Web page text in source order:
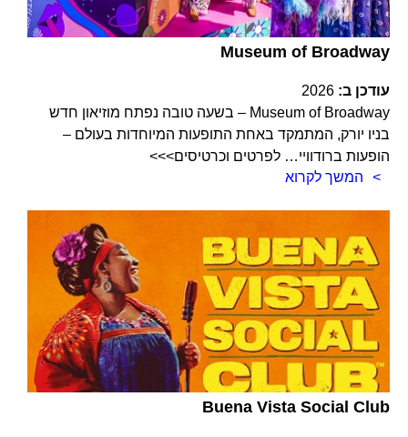
Museum of Broadway
עודכן ב: 2026
Museum of Broadway – בשעה טובה נפתח מוזיאון חדש
בניו יורק, המתמקד באחת התופעות המיוחדות בעולם –
הופעות ברודוויי… לפרטים וכרטיסים>>>
המשך לקרוא
Buena Vista Social Club